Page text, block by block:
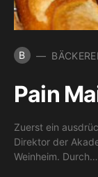
B BÄCKEREI
Pain
Zuerst ein
Direktor der
Weinheim. Durch…